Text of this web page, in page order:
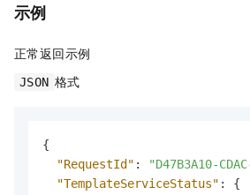
示例
正常返回示例
JSON 格式
{
"RequestId" :
"D47B3A10-
"TemplateServiceStatus" :
{